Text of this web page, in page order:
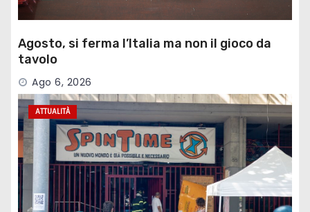
Agosto, si ferma l’Italia ma non il gioco da
tavolo
Ago 6, 2026
ATTUALITÀ